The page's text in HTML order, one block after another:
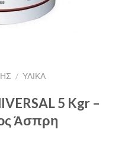
/ ΥΛΙΚΆ
5 Kgr –
Άσπρη